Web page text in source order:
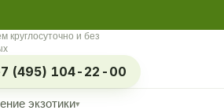
круглосуточно и без
(495) 104-22-00
экзотики▾